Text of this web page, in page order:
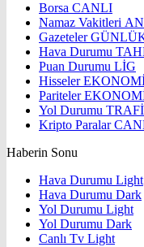
Borsa CANLI
Namaz Vakitleri
Gazeteler
Hava Durumu
Puan Durumu LİG
Hisseler
Pariteler
Yol Durumu
Kripto Paralar
Haberin Sonu
Hava Durumu Light
Hava Durumu Dark
Yol Durumu Light
Yol Durumu Dark
Canlı Tv Light